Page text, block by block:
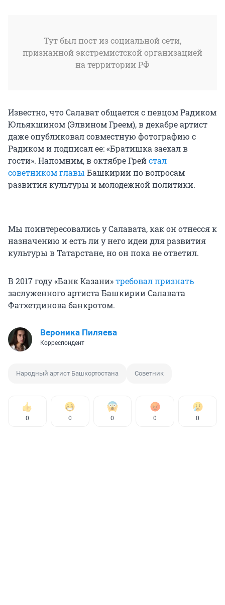
Тут был пост из социальной сети,
признанной экстремистской организацией
на территории РФ
Известно, что Салават общается с певцом Радиком
Юльякшином (Элвином Греем), в декабре артист
даже опубликовал совместную фотографию с
Радиком и подписал ее: «Братишка заехал в
гости». Напомним, в октябре Грейстал
советником главы Башкирии по вопросам
развития культуры и молодежной политики.
Мы поинтересовались у Салавата, как он отнесся к
назначению и есть ли у него идеи для развития
культуры в Татарстане, но он пока не ответил.
В 2017 году «Банк Казани»требовал признать
заслуженного артиста Башкирии Салавата
Фатхетдинова банкротом.
Вероника Пиляева
Корреспондент
Народный артист Башкортостана Советник
0 0 0 0 0